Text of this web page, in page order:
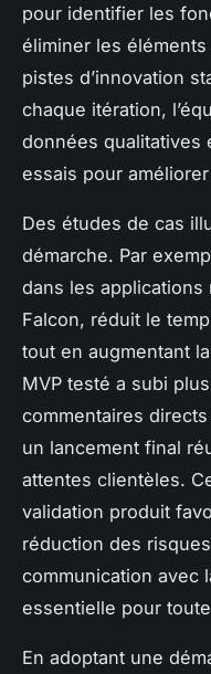
pour identifier les
éliminer les
pistes d’innovation
chaque itération,
données qualitatives
essais pour
Des études de cas
démarche. Par
dans les applications
Falcon, réduit le
tout en augmentant
MVP testé a subi
commentaires
un lancement final
attentes clientèles.
validation produit
réduction des
communication avec
essentielle pour
En adoptant une